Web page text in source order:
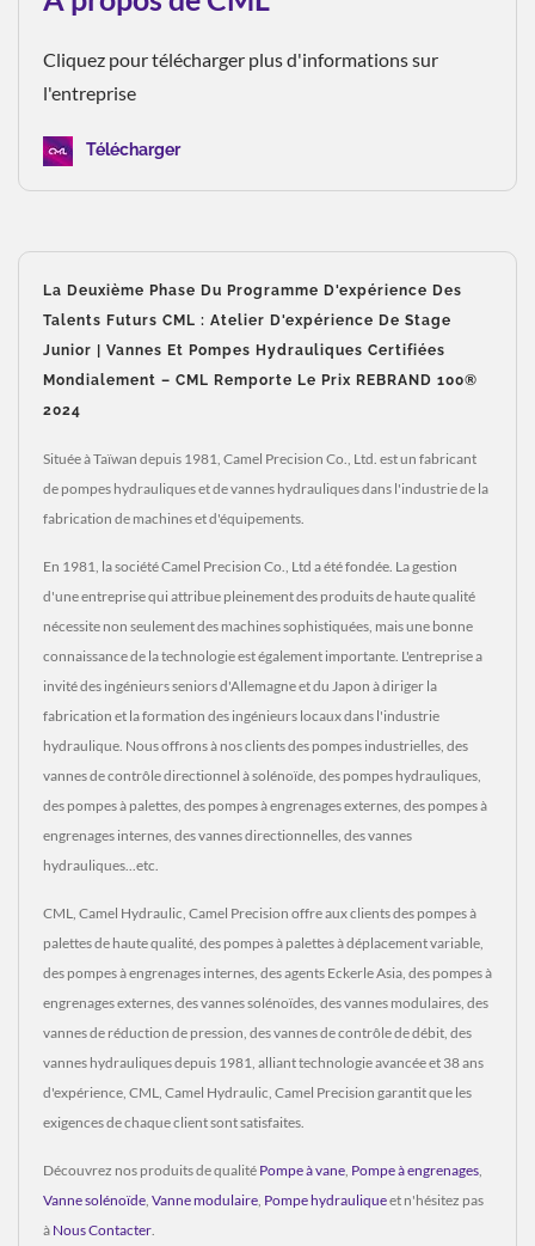
Cliquez pour télécharger plus d'informations sur
l'entreprise
Télécharger
La Deuxième Phase Du Programme D'expérience Des
Talents Futurs CML : Atelier D'expérience De Stage
Junior | Vannes Et Pompes Hydrauliques Certifiées
Mondialement – CML Remporte Le Prix REBRAND 100®
2024
Située à Taïwan depuis 1981, Camel Precision Co., Ltd. est un fabricant
de pompes hydrauliques et de vannes hydrauliques dans l'industrie de la
fabrication de machines et d'équipements.
En 1981, la société Camel Precision Co., Ltd a été fondée. La gestion
d'une entreprise qui attribue pleinement des produits de haute qualité
nécessite non seulement des machines sophistiquées, mais une bonne
connaissance de la technologie est également importante. L'entreprise a
invité des ingénieurs seniors d'Allemagne et du Japon à diriger la
fabrication et la formation des ingénieurs locaux dans l'industrie
hydraulique. Nous offrons à nos clients des pompes industrielles, des
vannes de contrôle directionnel à solénoïde, des pompes hydrauliques,
des pompes à palettes, des pompes à engrenages externes, des pompes à
engrenages internes, des vannes directionnelles, des vannes
hydrauliques...etc.
CML, Camel Hydraulic, Camel Precision offre aux clients des pompes à
palettes de haute qualité, des pompes à palettes à déplacement variable,
des pompes à engrenages internes, des agents Eckerle Asia, des pompes à
engrenages externes, des vannes solénoïdes, des vannes modulaires, des
vannes de réduction de pression, des vannes de contrôle de débit, des
vannes hydrauliques depuis 1981, alliant technologie avancée et 38 ans
d'expérience, CML, Camel Hydraulic, Camel Precision garantit que les
exigences de chaque client sont satisfaites.
Découvrez nos produits de qualité Pompe à vane Pompe à engrenages
Vanne solénoïde Vanne modulaire Pompe hydrauliqueet n'hésitez pas
à Nous Contacter